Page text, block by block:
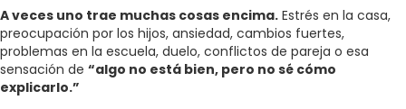
A veces uno trae muchas cosas encima. Estrés en la casa,
preocupación por los hijos, ansiedad, cambios fuertes,
problemas en la escuela, duelo, conflictos de pareja o esa
sensación de “algo no está bien, pero no sé cómo
explicarlo.”